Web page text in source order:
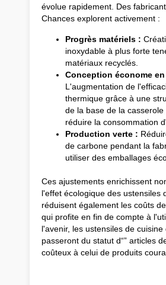
évolue rapidement. Des
Chances explorent activement :
Progrès matériels :
inoxydable à plus forte
matériaux recyclés.
Conception économe
L'augmentation de
thermique grâce à une
de la base de la
réduire la consommation
Production verte :
de carbone pendant la
utiliser des emballages
Ces ajustements enrichissent
l'effet écologique des ustensiles
réduisent également les coûts
qui profite en fin de compte à
l'avenir, les ustensiles de cuisine
passeront du statut d“” articles
coûteux à celui de produits